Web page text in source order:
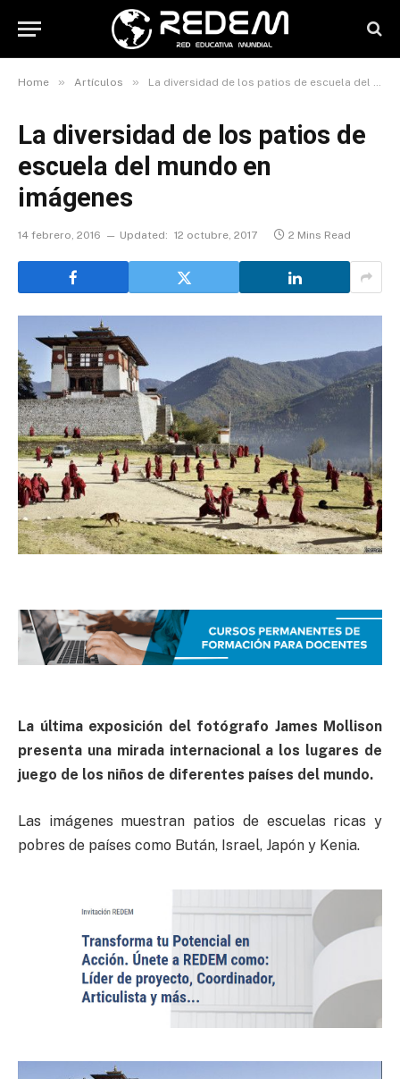
Home » Artículos » La diversidad de los patios de escuela del mundo en imágenes
La diversidad de los patios de
escuela del mundo en
imágenes
14 febrero, 2016 Updated: 12 octubre, 2017 2 Mins Read
La última exposición del fotógrafo James Mollison
presenta una mirada internacional a los lugares de
juego de los niños de diferentes países del mundo.
Las imágenes muestran patios de escuelas ricas y
pobres de países como Bután, Israel, Japón y Kenia.